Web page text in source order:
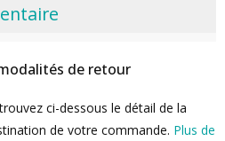
de retour
ci-dessous le détail de la
de votre commande. Plus de